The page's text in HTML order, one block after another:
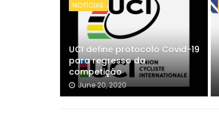
NOTÍCIAS
UCI define protocolo Covid-19
para regresso da
competição
June 20, 2020